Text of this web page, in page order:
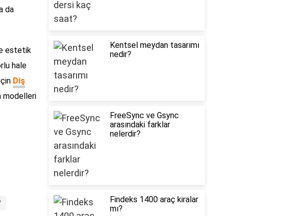
da
estetik
hale
Diş
modelleri
Kentsel meydan tasarımı
nedir?
FreeSync ve Gsync
arasındaki farklar
nelerdir?
Findeks 1400 araç kiralar
mı?